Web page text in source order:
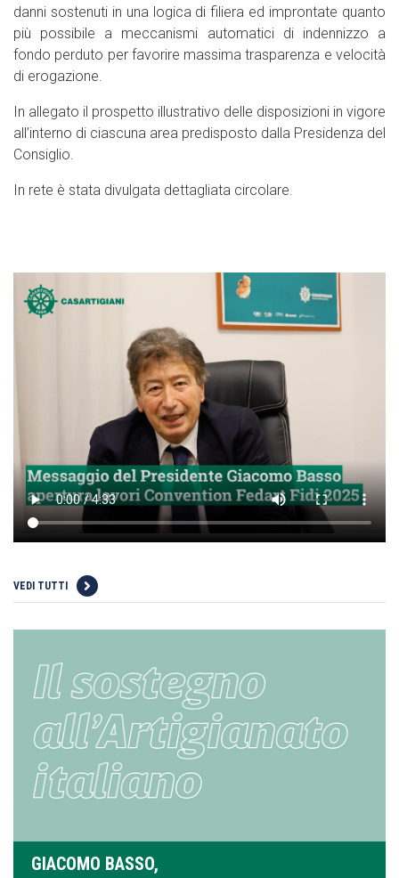
danni sostenuti in una logica di filiera ed improntate quanto
più possibile a meccanismi automatici di indennizzo a
fondo perduto per favorire massima trasparenza e velocità
di erogazione.
In allegato il prospetto illustrativo delle disposizioni in vigore
all’interno di ciascuna area predisposto dalla Presidenza del
Consiglio.
In rete è stata divulgata dettagliata circolare.
VEDI TUTTI
GIACOMO BASSO,